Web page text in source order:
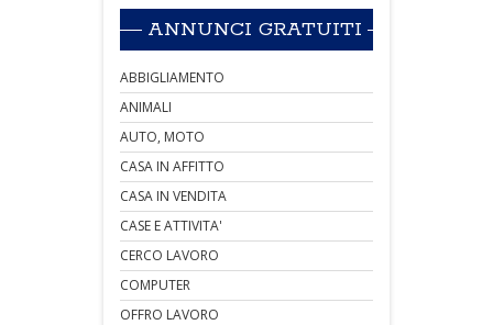
ANNUNCI GRATUITI
ABBIGLIAMENTO
ANIMALI
AUTO, MOTO
CASA IN AFFITTO
CASA IN VENDITA
CASE E ATTIVITA'
CERCO LAVORO
COMPUTER
OFFRO LAVORO